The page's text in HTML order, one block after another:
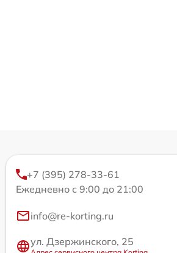
+7 (395) 278-33-61
Ежедневно с 9:00 до 21:00
info@re-korting.ru
ул. Дзержинского, 25